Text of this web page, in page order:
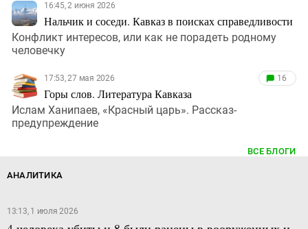
16:45, 2 июня 2026
Нальчик и соседи. Кавказ в поисках справедливости
Конфликт интересов, или как не порадеть родному
человечку
17:53, 27 мая 2026
Горы слов. Литература Кавказа
16
Ислам Ханипаев, «Красный царь». Рассказ-
предупреждение
ВСЕ БЛОГИ
АНАЛИТИКА
13:13, 1 июля 2026